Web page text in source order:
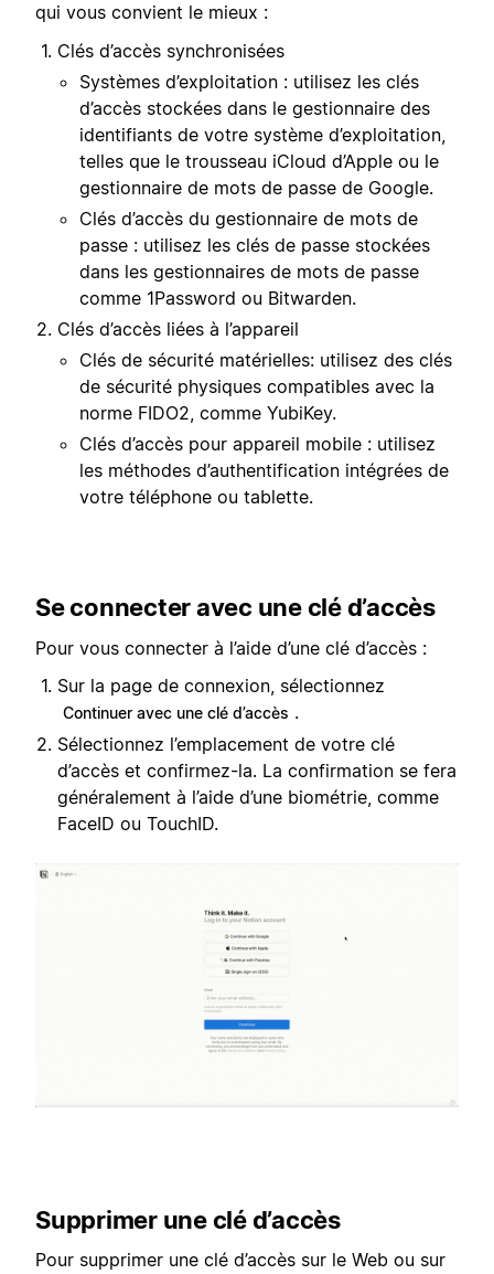
qui vous convient le mieux :
Clés d’accès synchronisées
Systèmes d’exploitation : utilisez les clés
d’accès stockées dans le gestionnaire des
identifiants de votre système d’exploitation,
telles que le trousseau iCloud d’Apple ou le
gestionnaire de mots de passe de Google.
Clés d’accès du gestionnaire de mots de
passe : utilisez les clés de passe stockées
dans les gestionnaires de mots de passe
comme 1Password ou Bitwarden.
Clés d’accès liées à l’appareil
Clés de sécurité matérielles: utilisez des clés
de sécurité physiques compatibles avec la
norme FIDO2, comme YubiKey.
Clés d’accès pour appareil mobile : utilisez
les méthodes d’authentification intégrées de
votre téléphone ou tablette.
Se connecter avec une clé d’accès
Pour vous connecter à l’aide d’une clé d’accès :
Sur la page de connexion, sélectionnez
Continuer avec une clé d’accès .
Sélectionnez l’emplacement de votre clé
d’accès et confirmez-la. La confirmation se fera
généralement à l’aide d’une biométrie, comme
FaceID ou TouchID.
Supprimer une clé d’accès
Pour supprimer une clé d’accès sur le Web ou sur